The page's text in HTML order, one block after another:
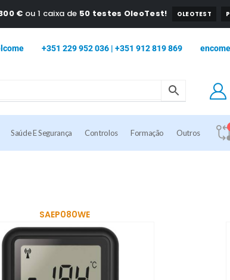
€ ou 1 caixa de 50 testes OleoTest! OLEOTEST
+351 229 952 036 | +351 912 819 869
Saúde E Segurança Controlos Formação Outros
SAEP080WE